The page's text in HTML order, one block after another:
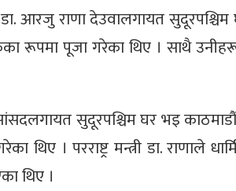
डा. आरजु राणा देउवालगायत
रूपमा पूजा गरेका थिए । साथै
सुदूरपश्चिम घर भइ
थिए । परराष्ट्र मन्त्री डा. राणाले
थिए ।